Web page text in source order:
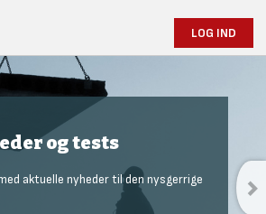
LOG IND
og tests
aktuelle nyheder til den nysgerrige